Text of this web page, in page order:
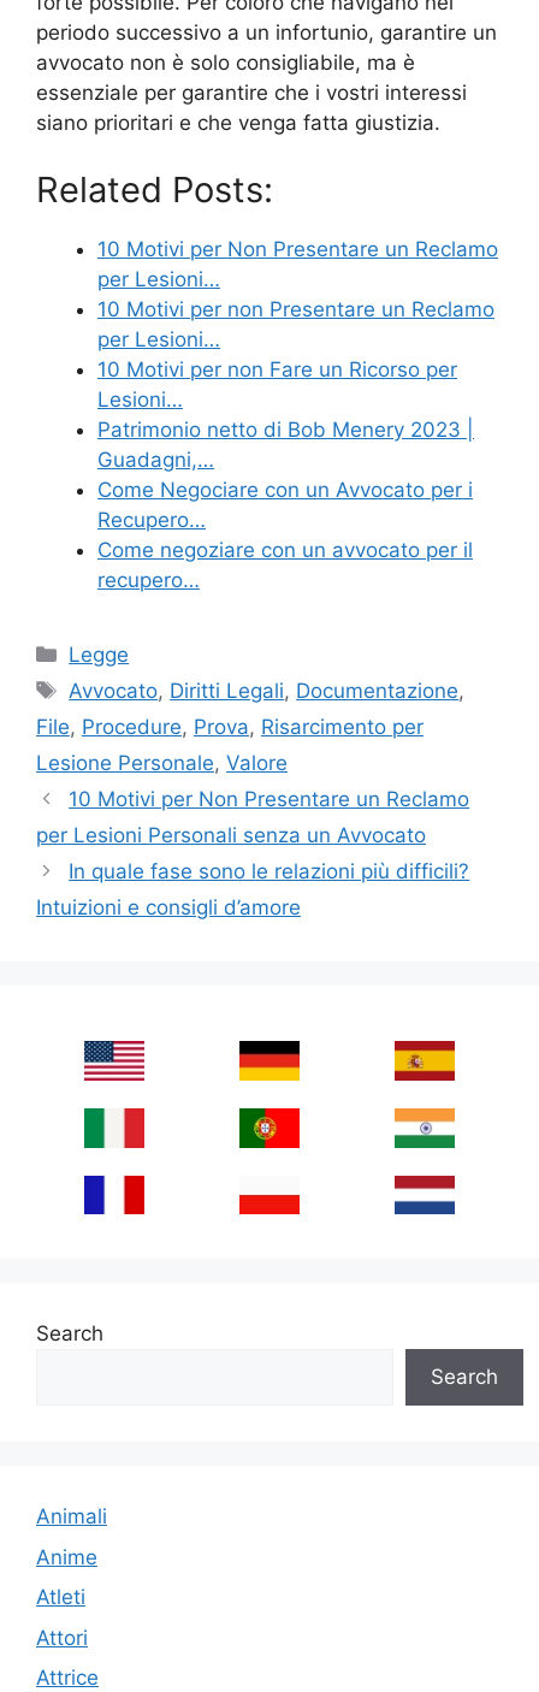
periodo successivo a un infortunio, garantire un
avvocato non è solo consigliabile, ma è
essenziale per garantire che i vostri interessi
siano prioritari e che venga fatta giustizia.
Related Posts:
10 Motivi per Non Presentare un Reclamo
per Lesioni…
10 Motivi per non Presentare un Reclamo
per Lesioni…
10 Motivi per non Fare un Ricorso per
Lesioni…
Patrimonio netto di Bob Menery 2023 |
Guadagni,…
Come Negociare con un Avvocato per i
Recupero…
Come negoziare con un avvocato per il
recupero…
Categories
Legge
Tags
Avvocato, Diritti Legali, Documentazione,
File, Procedure, Prova, Risarcimento per
Lesione Personale, Valore
10 Motivi per Non Presentare un Reclamo
per Lesioni Personali senza un Avvocato
In quale fase sono le relazioni più difficili?
Intuizioni e consigli d’amore
Search
Search
Animali
Anime
Atleti
Attori
Attrice